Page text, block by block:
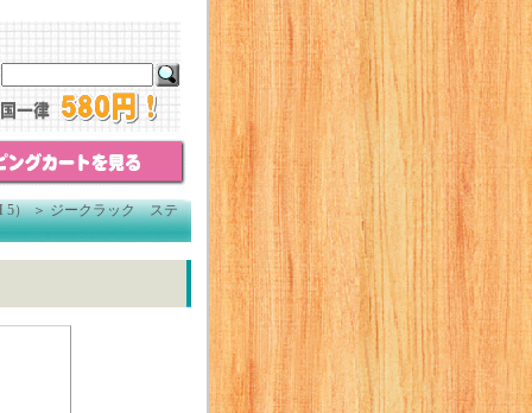
5）＞ジークラック ステ